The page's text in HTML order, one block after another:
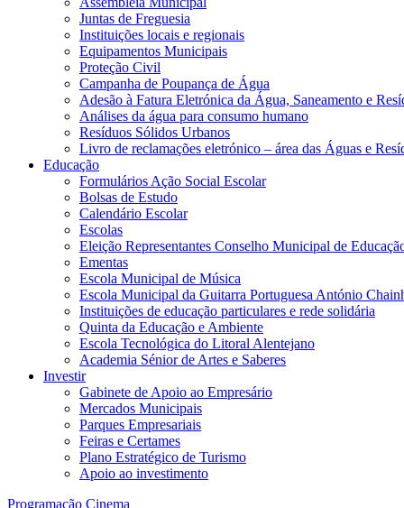
Juntas de Freguesia
Instituições locais e regionais
Equipamentos Municipais
Proteção Civil
Campanha de Poupança de Água
Adesão à Fatura Eletrónica da Água, Saneamento e
Análises da água para consumo humano
Resíduos Sólidos Urbanos
Livro de reclamações eletrónico – área das Águas e
Educação
Formulários Ação Social Escolar
Bolsas de Estudo
Calendário Escolar
Escolas
Eleição Representantes Conselho Municipal de
Ementas
Escola Municipal de Música
Escola Municipal da Guitarra Portuguesa António
Instituições de educação particulares e rede solidária
Quinta da Educação e Ambiente
Escola Tecnológica do Litoral Alentejano
Academia Sénior de Artes e Saberes
Investir
Gabinete de Apoio ao Empresário
Mercados Municipais
Parques Empresariais
Feiras e Certames
Plano Estratégico de Turismo
Apoio ao investimento
Programação Cinema